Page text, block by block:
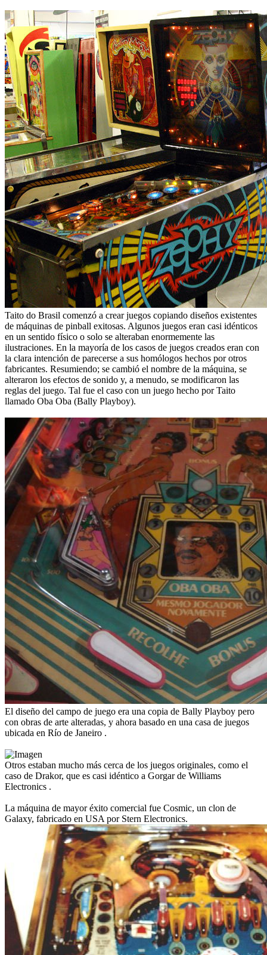
Taito do Brasil comenzó a crear juegos copiando diseños existentes
de máquinas de pinball exitosas. Algunos juegos eran casi idénticos
en un sentido físico o solo se alteraban enormemente las
ilustraciones. En la mayoría de los casos de juegos creados eran con
la clara intención de parecerse a sus homólogos hechos por otros
fabricantes. Resumiendo; se cambió el nombre de la máquina, se
alteraron los efectos de sonido y, a menudo, se modificaron las
reglas del juego. Tal fue el caso con un juego hecho por Taito
llamado Oba Oba (Bally Playboy).
El diseño del campo de juego era una copia de Bally Playboy pero
con obras de arte alteradas, y ahora basado en una casa de juegos
ubicada en Río de Janeiro .
Otros estaban mucho más cerca de los juegos originales, como el
caso de Drakor, que es casi idéntico a Gorgar de Williams
Electronics .
La máquina de mayor éxito comercial fue Cosmic, un clon de
Galaxy, fabricado en USA por Stern Electronics.